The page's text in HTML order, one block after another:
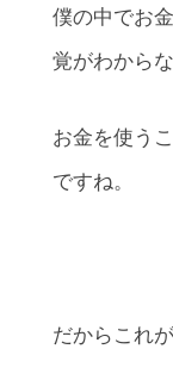
僕の中でお
覚がわからな
お金を使う
ですね。
だからこれ